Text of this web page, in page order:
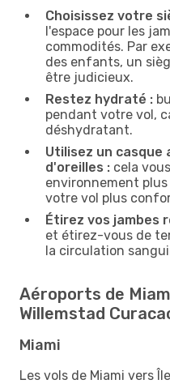
Choisissez votre
l'espace pour les
commodités. Par
des enfants, un
être judicieux.
Restez hydraté :
pendant votre vol,
déshydratant.
Utilisez un
d'oreilles : cela
environnement
votre vol plus
Étirez vos jambes
et étirez-vous de
la circulation
Aéroports de
Willemstad
Miami
Les vols de Miami vers